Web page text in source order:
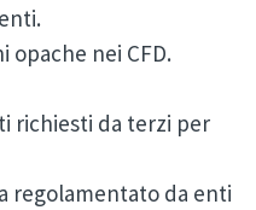
opache nei CFD.
richiesti da terzi per
regolamentato da enti